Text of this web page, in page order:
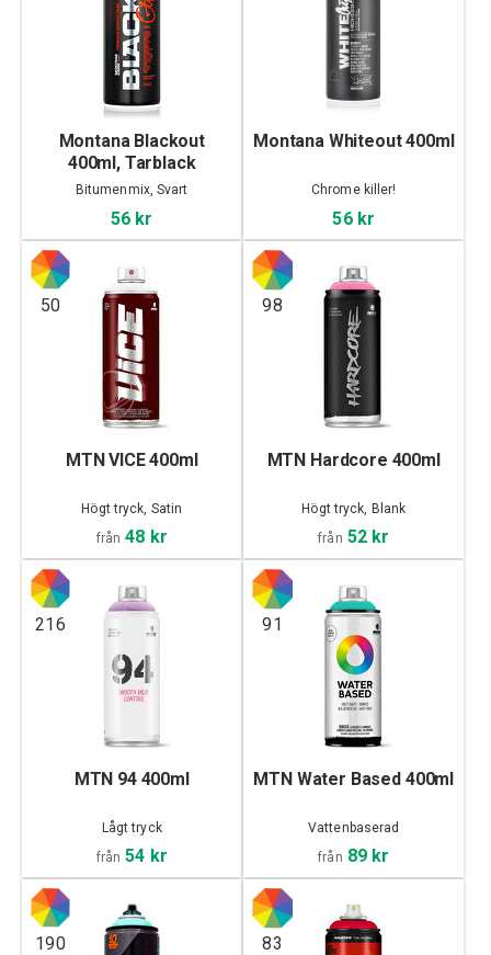
Montana Blackout
400ml, Tarblack
Bitumenmix, Svart
56 kr
Montana Whiteout 400ml
Chrome killer!
56 kr
50
MTN VICE 400ml
Högt tryck, Satin
från 48 kr
98
MTN Hardcore 400ml
Högt tryck, Blank
från 52 kr
216
MTN 94 400ml
Lågt tryck
från 54 kr
91
MTN Water Based 400ml
Vattenbaserad
från 89 kr
190 83